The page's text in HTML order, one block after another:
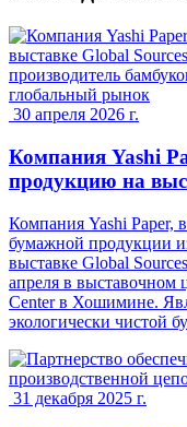
30 апреля 2026 г.
Компания Yashi
продукцию на
Компания Yashi Paper,
бумажной продукции
выставке Global
апреля в выставочном
Center в Хошимине.
экологически чистой
31 декабря 2025 г.